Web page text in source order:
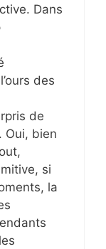
Dans
des
de
Oui, bien
si
la